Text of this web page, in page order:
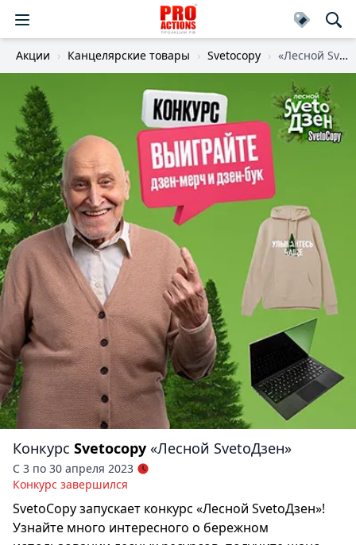
Акции Канцелярские товары Svetocopy «Лесной SvetoДзен»
Конкурс Svetocopy «Лесной SvetoДзен»
С 3 по 30 апреля 2023
Конкурс завершился
SvetoCopy запускает конкурс «Лесной SvetoДзен»!
Узнайте много интересного о бережном